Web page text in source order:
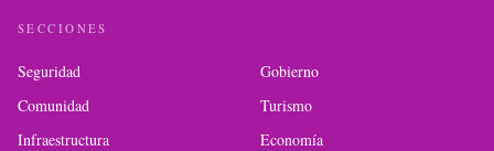
SECCIONES
Seguridad
Gobierno
Comunidad
Turismo
Infraestructura
Economía